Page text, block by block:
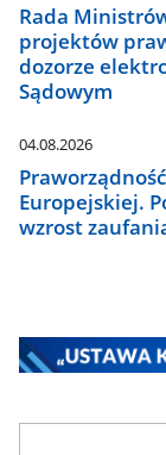
Rada
projektów
dozorze
Sądowym
04.08.2026
Europejskiej.
wzrost